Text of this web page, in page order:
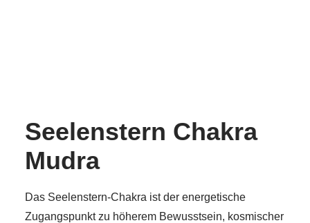
Seelenstern Chakra
Mudra
Das Seelenstern-Chakra ist der energetische
Zugangspunkt zu höherem Bewusstsein, kosmischer